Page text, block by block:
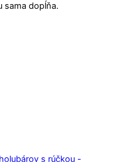
sama dopĺňa.